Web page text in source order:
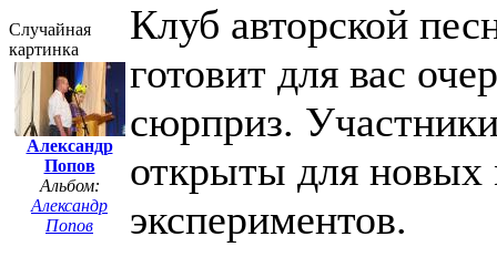
Случайная
картинка
Александр
Попов
Альбом:
Александр
Попов
Клуб авторской
готовит для вас
сюрприз.
открыты для
экспериментов.